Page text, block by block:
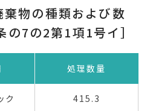
物の種類および数
7の2第1項1号イ］
処理数量
ク 415.3